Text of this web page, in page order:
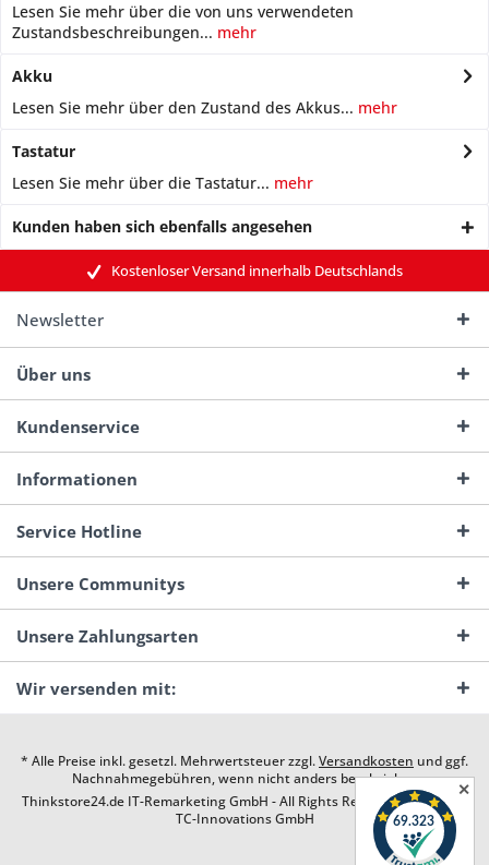
Lesen Sie mehr über die von uns verwendeten
Zustandsbeschreibungen... mehr
Akku
Lesen Sie mehr über den Zustand des Akkus... mehr
Tastatur
Lesen Sie mehr über die Tastatur... mehr
Kunden haben sich ebenfalls angesehen
Kostenloser Versand innerhalb Deutschlands
Newsletter
Über uns
Kundenservice
Informationen
Service Hotline
Unsere Communitys
Unsere Zahlungsarten
Wir versenden mit:
* Alle Preise inkl. gesetzl. Mehrwertsteuer zzgl.Versandkosten und ggf.
Nachnahmegebühren, wenn nicht anders beschrieben
Thinkstore24.de IT-Remarketing GmbH - All Rights Reserved. Design by
TC-Innovations GmbH
✕